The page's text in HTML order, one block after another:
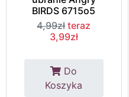
BIRDS 6715o5
4,99zł teraz
3,99zł
Do
Koszyka